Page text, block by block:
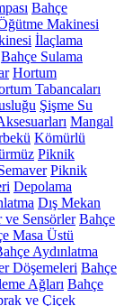
Bahçe
Makinesi
İlaçlama
Bahçe Sulama
Hortum
Tabancaları
Şişme Su
Mangal
Kömürlü
Piknik
Piknik
Depolama
Dış Mekan
ve Sensörler Bahçe
Masa Üstü
Aydınlatma
Döşemeleri Bahçe
Ağları Bahçe
ve Çiçek